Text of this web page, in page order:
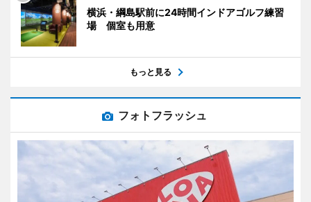
横浜・綱島駅前に24時間インドアゴルフ練習
場 個室も用意
もっと見る
フォトフラッシュ